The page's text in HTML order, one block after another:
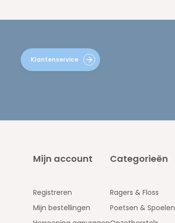
Klantenservice
Mijn account
Registreren
Mijn bestellingen
Categorieën
Ragers & Floss
Poetsen & Spoelen